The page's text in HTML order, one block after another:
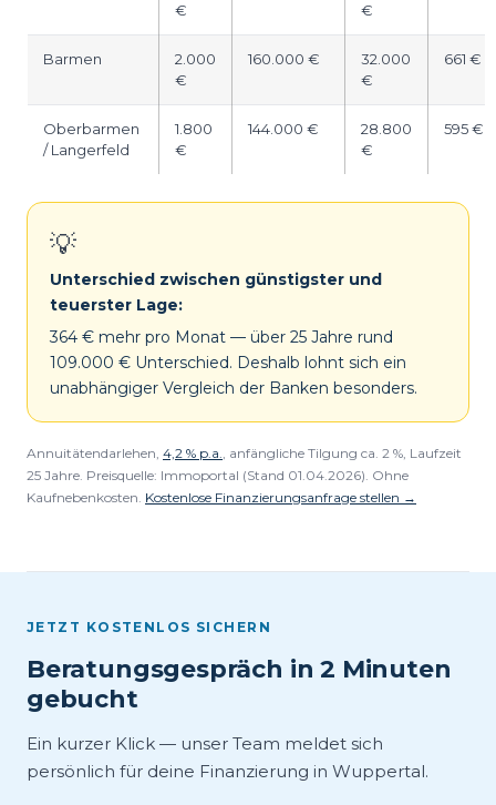
€
€
Barmen
2.000
€
160.000 €
32.000
€
661 €
Oberbarmen
/ Langerfeld
1.800
€
144.000 €
28.800
€
595 €
💡
Unterschied zwischen günstigster und
teuerster Lage:
364 € mehr pro Monat — über 25 Jahre rund
109.000 € Unterschied. Deshalb lohnt sich ein
unabhängiger Vergleich der Banken besonders.
Annuitätendarlehen, 4,2 % p.a., anfängliche Tilgung ca. 2 %, Laufzeit
25 Jahre. Preisquelle: Immoportal (Stand 01.04.2026). Ohne
Kaufnebenkosten. Kostenlose Finanzierungsanfrage stellen →
JETZT KOSTENLOS SICHERN
Beratungsgespräch in 2 Minuten
gebucht
Ein kurzer Klick — unser Team meldet sich
persönlich für deine Finanzierung in Wuppertal.